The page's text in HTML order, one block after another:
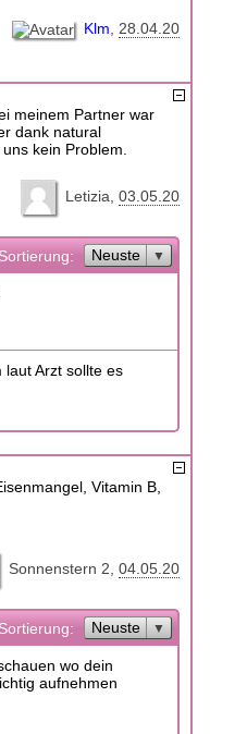
Klm 28.04.20
meinem Partner war
dank natural
kein Problem.
Letizia 03.05.20
Sortierung: Neuste
Arzt sollte es
Vitamin B,
Sonnenstern 2 04.05.20
Sortierung: Neuste
wo dein
aufnehmen